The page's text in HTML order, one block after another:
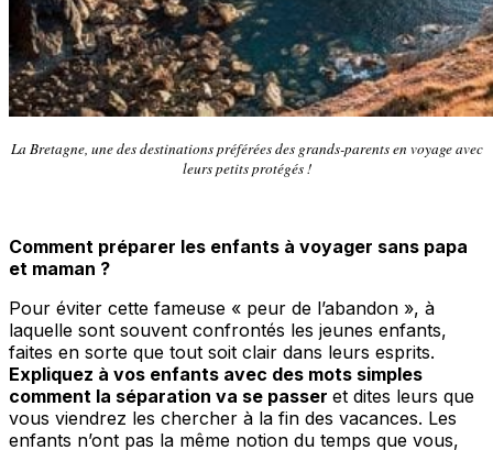
La Bretagne, une des destinations préférées des grands-parents en voyage avec
leurs petits protégés !
Comment préparer les enfants à voyager sans papa
et maman ?
Pour éviter cette fameuse « peur de l’abandon », à
laquelle sont souvent confrontés les jeunes enfants,
faites en sorte que tout soit clair dans leurs esprits.
Expliquez à vos enfants avec des mots simples
comment la séparation va se passer et dites leurs que
vous viendrez les chercher à la fin des vacances. Les
enfants n’ont pas la même notion du temps que vous,